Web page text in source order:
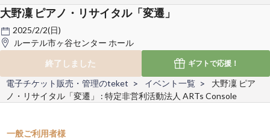
大野凜 ピアノ・リサイタル「変遷」
2025/2/2(日)
ルーテル市ヶ谷センター ホール
終了しました
ギフトで応援！
電子チケット販売・管理のteket イベント一覧
大野凜 ピア
ノ・リサイタル「変遷」 : 特定非営利活動法人 ARTs Console
一般ご利用者様